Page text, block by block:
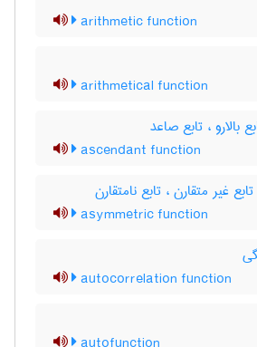
arithmetic function
arithmetical function
بالارو ، تابع صاعد
ascendant function
غیر متقارن ، تابع نامتقارن
asymmetric function
autocorrelation function